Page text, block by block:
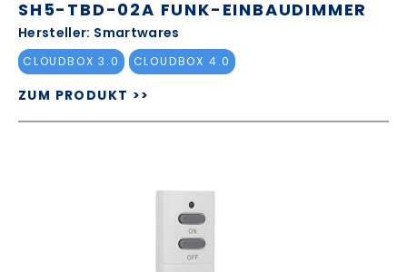
SH5-TBD-02A FUNK-EINBAUDIMMER
Hersteller: Smartwares
CLOUDBOX 3.0 CLOUDBOX 4.0
ZUM PRODUKT >>